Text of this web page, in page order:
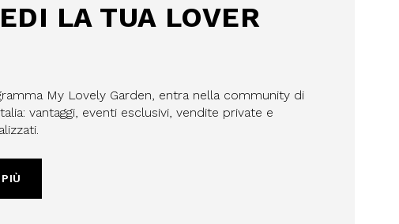
LA TUA LOVER
My Lovely Garden, entra nella community di
vantaggi, eventi esclusivi, vendite private e